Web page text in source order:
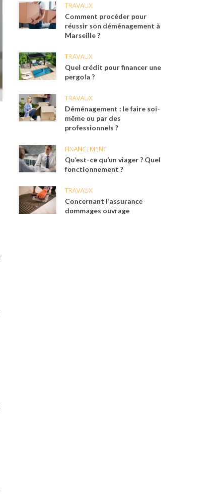
TRAVAUX
Comment procéder pour
réussir son déménagement à
Marseille ?
TRAVAUX
Quel crédit pour financer une
pergola ?
TRAVAUX
Déménagement : le faire soi-
même ou par des
professionnels ?
FINANCEMENT
Qu’est-ce qu’un viager ? Quel
fonctionnement ?
TRAVAUX
Concernant l’assurance
dommages ouvrage